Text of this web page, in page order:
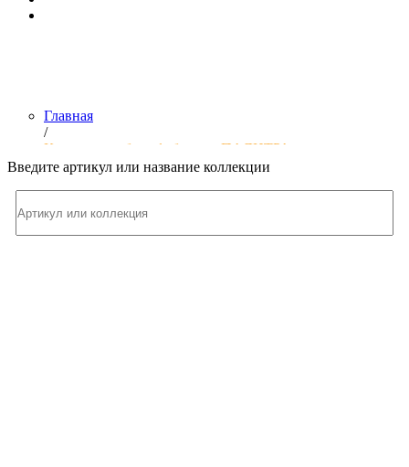
Главная
/
Коллекции обоев фабрики «ПАЛИТРА»
Введите артикул или название коллекции